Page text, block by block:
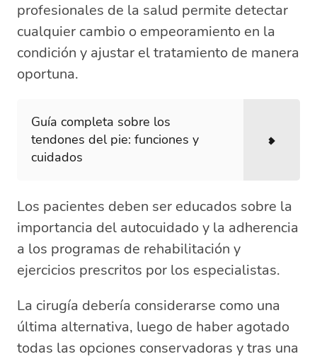
profesionales de la salud permite detectar
cualquier cambio o empeoramiento en la
condición y ajustar el tratamiento de manera
oportuna.
Guía completa sobre los
tendones del pie: funciones y
cuidados
Los pacientes deben ser educados sobre la
importancia del autocuidado y la adherencia
a los programas de rehabilitación y
ejercicios prescritos por los especialistas.
La cirugía debería considerarse como una
última alternativa, luego de haber agotado
todas las opciones conservadoras y tras una